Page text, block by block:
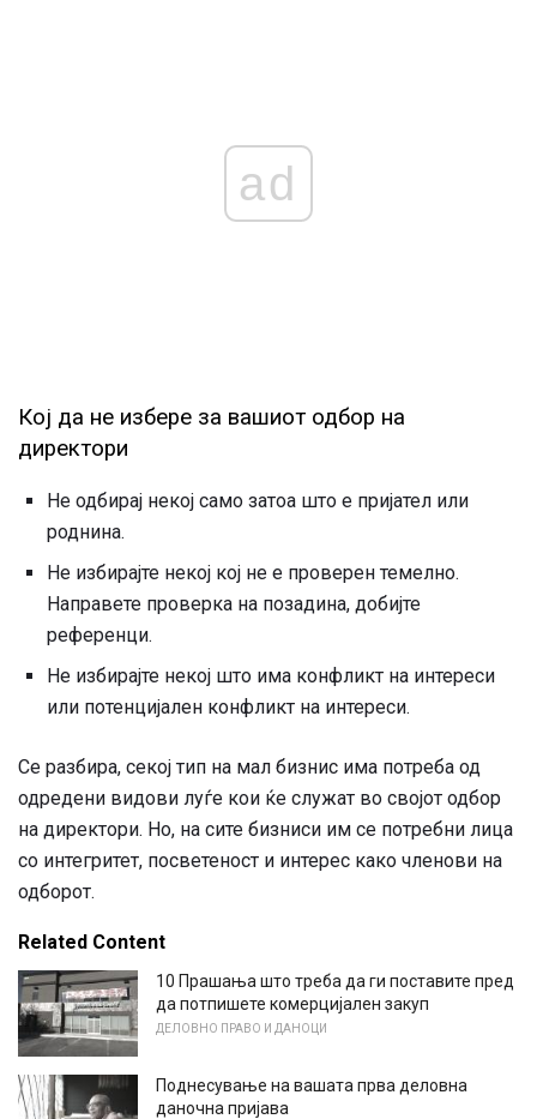
ad
Кој да не избере за вашиот одбор на
директори
Не одбирај некој само затоа што е пријател или
роднина.
Не избирајте некој кој не е проверен темелно.
Направете проверка на позадина, добијте
референци.
Не избирајте некој што има конфликт на интереси
или потенцијален конфликт на интереси.
Се разбира, секој тип на мал бизнис има потреба од
одредени видови луѓе кои ќе служат во својот одбор
на директори. Но, на сите бизниси им се потребни лица
со интегритет, посветеност и интерес како членови на
одборот.
Related Content
10 Прашања што треба да ги поставите пред
да потпишете комерцијален закуп
ДЕЛОВНО ПРАВО И ДАНОЦИ
Поднесување на вашата прва деловна
даночна пријава